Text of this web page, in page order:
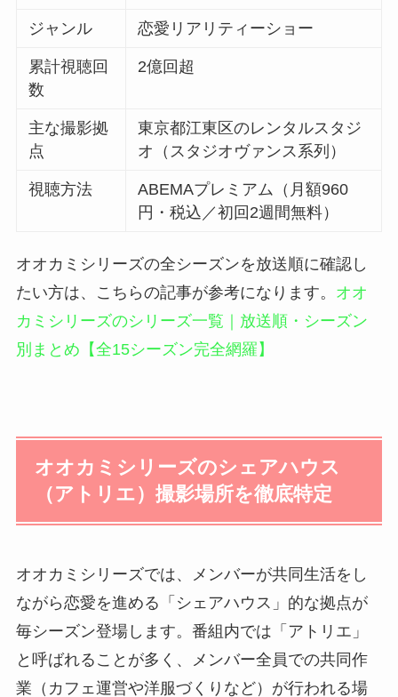
ジャンル 恋愛リアリティーショー
累計視聴回
数
2億回超
主な撮影拠
点
東京都江東区のレンタルスタジ
オ（スタジオヴァンス系列）
視聴方法
ABEMAプレミアム（月額960
円・税込／初回2週間無料）
オオカミシリーズの全シーズンを放送順に確認し
たい方は、こちらの記事が参考になります。 オオ
カミシリーズのシリーズ一覧｜放送順・シーズン
別まとめ【全15シーズン完全網羅】
オオカミシリーズのシェアハウス
（アトリエ）撮影場所を徹底特定
オオカミシリーズでは、メンバーが共同生活をし
ながら恋愛を進める「シェアハウス」的な拠点が
毎シーズン登場します。番組内では「アトリエ」
と呼ばれることが多く、メンバー全員での共同作
業（カフェ運営や洋服づくりなど）が行われる場